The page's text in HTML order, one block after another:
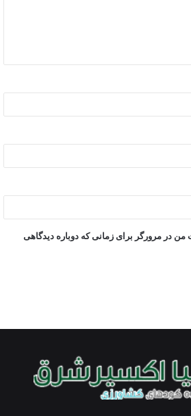
من در مرورگر برای زمانی که دوباره دیدگاهی